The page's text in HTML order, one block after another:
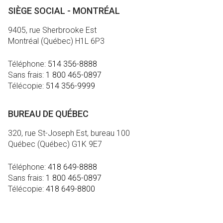
SIÈGE SOCIAL - MONTRÉAL
9405, rue Sherbrooke Est
Montréal (Québec) H1L 6P3
Téléphone: 514 356-8888
Sans frais: 1 800 465-0897
Télécopie: 514 356-9999
BUREAU DE QUÉBEC
320, rue St-Joseph Est, bureau 100
Québec (Québec) G1K 9E7
Téléphone: 418 649-8888
Sans frais: 1 800 465-0897
Télécopie: 418 649-8800